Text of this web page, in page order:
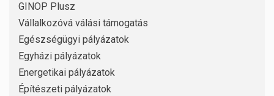
GINOP Plusz
Vállalkozóvá válási támogatás
Egészségügyi pályázatok
Egyházi pályázatok
Energetikai pályázatok
Építészeti pályázatok